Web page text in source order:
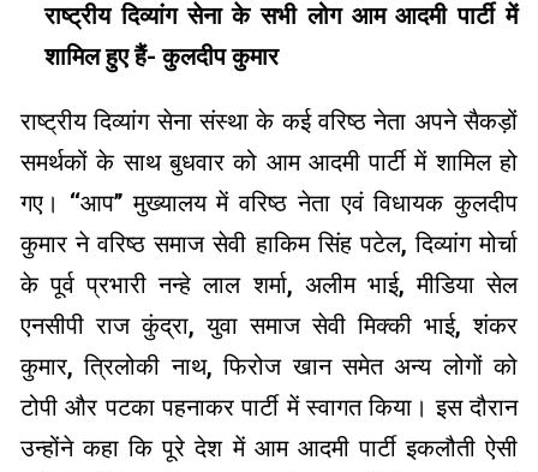
राष्ट्रीय दिव्यांग सेना के सभी लोग आम आदमी पार्टी में
शामिल हुए हैं- कुलदीप कुमार
राष्ट्रीय दिव्यांग सेना संस्था के कई वरिष्ठ नेता अपने सैकड़ों
समर्थकों के साथ बुधवार को आम आदमी पार्टी में शामिल हो
गए। ‘‘आप’’ मुख्यालय में वरिष्ठ नेता एवं विधायक कुलदीप
कुमार ने वरिष्ठ समाज सेवी हाकिम सिंह पटेल, दिव्यांग मोर्चा
के पूर्व प्रभारी नन्हे लाल शर्मा, अलीम भाई, मीडिया सेल
एनसीपी राज कुंद्रा, युवा समाज सेवी मिक्की भाई, शंकर
कुमार, त्रिलोकी नाथ, फिरोज खान समेत अन्य लोगों को
टोपी और पटका पहनाकर पार्टी में स्वागत किया। इस दौरान
उन्होंने कहा कि पूरे देश में आम आदमी पार्टी इकलौती ऐसी